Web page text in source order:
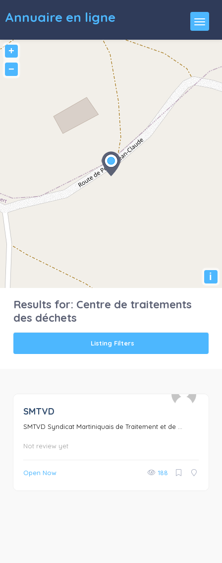
Annuaire en ligne
+
−
i
Results for: Centre de traitements
des déchets
Listing Filters
SMTVD
SMTVD Syndicat Martiniquais de Traitement et de ...
Not review yet
Open Now 188